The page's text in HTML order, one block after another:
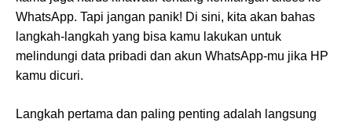
WhatsApp. Tapi jangan panik! Di sini, kita akan bahas
langkah-langkah yang bisa kamu lakukan untuk
melindungi data pribadi dan akun WhatsApp-mu jika HP
kamu dicuri.
Langkah pertama dan paling penting adalah langsung